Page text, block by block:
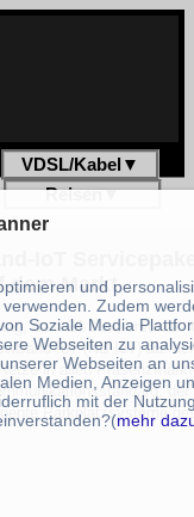
VDSL/Kabel ▼
Reisen▼
dem Markt
dem 26.Juni, erstmals
IoT (NB-IoT) auf
in allen
der
Parkplatzsysteme
und
Zudem
Soziale Media
Webseiten zu
Webseiten an
Medien, Anzeigen
mit der
mehr